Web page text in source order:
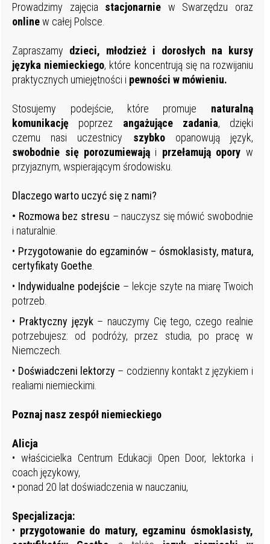
Prowadzimy zajęcia stacjonarnie w Swarzędzu oraz
onlinew całej Polsce.
Zapraszamy dzieci, młodzież i dorosłych na kursy
języka niemieckiego, które koncentrują się na rozwijaniu
praktycznych umiejętności i pewności w mówieniu.
Stosujemy podejście, które promuje naturalną
komunikację poprzez angażujące zadania, dzięki
czemu nasi uczestnicy szybkoopanowują język,
swobodnie się porozumiewają i przełamują opory w
przyjaznym, wspierającym środowisku.
Dlaczego warto uczyć się z nami?
• Rozmowa bez stresu – nauczysz się mówić swobodnie
i naturalnie.
• Przygotowanie do egzaminów – ósmoklasisty, matura,
certyfikaty Goethe.
• Indywidualne podejście – lekcje szyte na miarę Twoich
potrzeb.
• Praktyczny język– nauczymy Cię tego, czego realnie
potrzebujesz: od podróży, przez studia, po pracę w
Niemczech.
• Doświadczeni lektorzy – codzienny kontakt z językiem i
realiami niemieckimi.
Poznaj nasz zespół niemieckiego
Alicja
• właścicielka Centrum Edukacji Open Door, lektorka i
coach językowy,
• ponad 20 lat doświadczenia w nauczaniu,
Specjalizacja:
• przygotowanie do matury, egzaminu ósmoklasisty,